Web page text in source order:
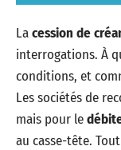
Lacession de
interrogations. À
conditions, et
Les sociétés de
mais pour le
au casse-tête.